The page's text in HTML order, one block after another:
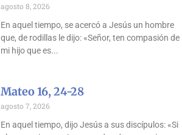
agosto 8, 2026
En aquel tiempo, se acercó a Jesús un hombre
que, de rodillas le dijo: «Señor, ten compasión de
mi hijo que es
Mateo 16, 24-28
agosto 7, 2026
En aquel tiempo, dijo Jesús a sus discípulos: «Si